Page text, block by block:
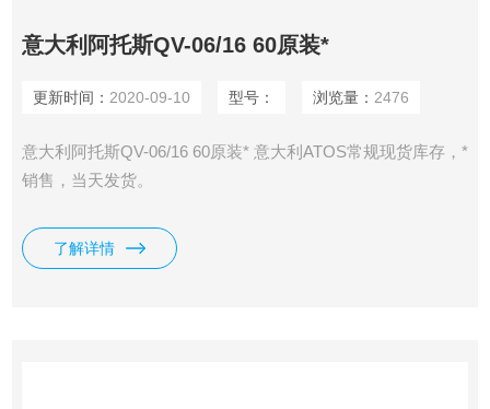
意大利阿托斯QV-06/16 60原装*
更新时间： 2020-09-10 型号： 浏览量： 2476
意大利阿托斯QV-06/16 60原装* 意大利ATOS常规现货库存，*
销售，当天发货。
了解详情